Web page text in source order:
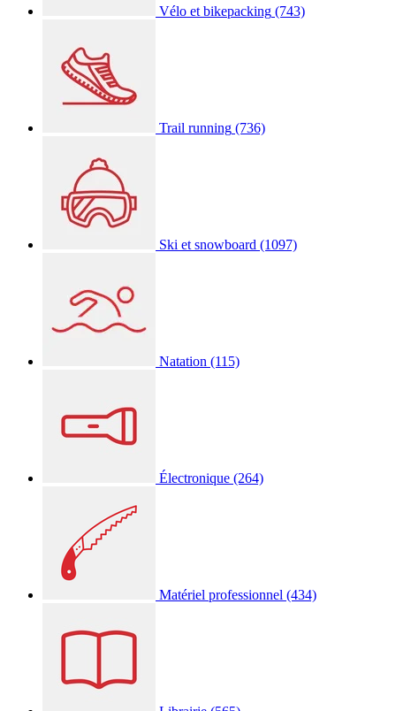
Vélo et bikepacking (743)
Trail running (736)
Ski et snowboard (1097)
Natation (115)
Électronique (264)
Matériel professionnel (434)